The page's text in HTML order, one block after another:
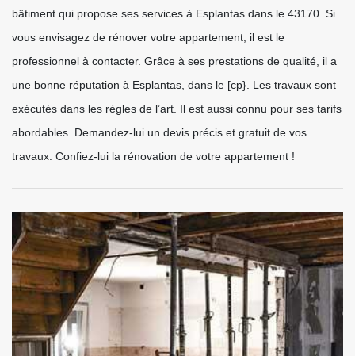
bâtiment qui propose ses services à Esplantas dans le 43170. Si
vous envisagez de rénover votre appartement, il est le
professionnel à contacter. Grâce à ses prestations de qualité, il a
une bonne réputation à Esplantas, dans le [cp}. Les travaux sont
exécutés dans les règles de l’art. Il est aussi connu pour ses tarifs
abordables. Demandez-lui un devis précis et gratuit de vos
travaux. Confiez-lui la rénovation de votre appartement !